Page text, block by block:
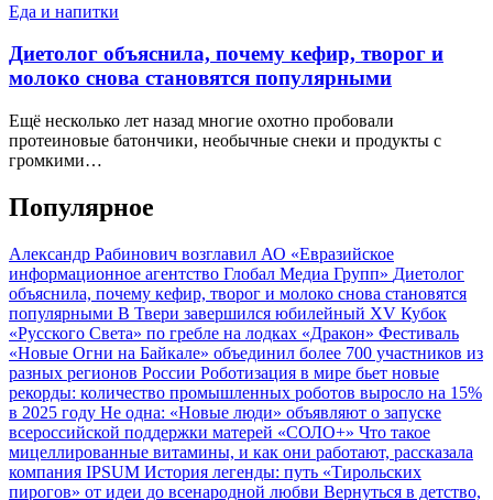
Еда и напитки
Диетолог объяснила, почему кефир, творог и
молоко снова становятся популярными
Ещё несколько лет назад многие охотно пробовали
протеиновые батончики, необычные снеки и продукты с
громкими…
Популярное
Александр Рабинович возглавил АО «Евразийское
информационное агентство Глобал Медиа Групп» Диетолог
объяснила, почему кефир, творог и молоко снова становятся
популярными В Твери завершился юбилейный XV Кубок
«Русского Света» по гребле на лодках «Дракон» Фестиваль
«Новые Огни на Байкале» объединил более 700 участников из
разных регионов России Роботизация в мире бьет новые
рекорды: количество промышленных роботов выросло на 15%
в 2025 году Не одна: «Новые люди» объявляют о запуске
всероссийской поддержки матерей «СОЛО+» Что такое
мицеллированные витамины, и как они работают, рассказала
компания IPSUM История легенды: путь «Тирольских
пирогов» от идеи до всенародной любви Вернуться в детство,